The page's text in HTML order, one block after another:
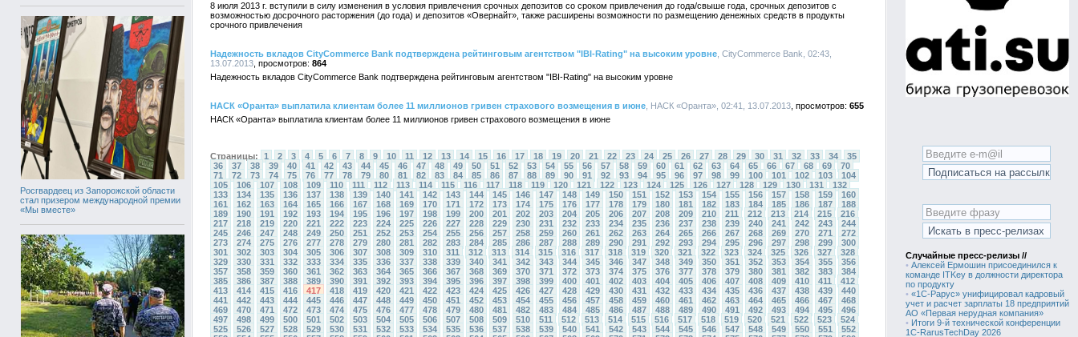
Росгвардеец из Запорожской области
стал призером международной премии
«Мы вместе»
8 июля 2013 г. вступили в силу изменения в условия привлечения срочных депозитов со сроком привлечения до года/свыше года, срочных депозитов с
возможностью досрочного расторжения (до года) и депозитов «Овернайт», также расширены возможности по размещению денежных средств в продукты
срочного привлечения
Надежность вкладов CityCommerce Bank подтверждена рейтинговым агентством "IBI-Rating" на высоким уровне , CityCommerce Bank, 02:43,
13.07.2013
864
Надежность вкладов CityCommerce Bank подтверждена рейтинговым агентством "IBI-Rating" на высоким уровне
НАСК «Оранта» выплатила клиентам более 11 миллионов гривен страхового возмещения в июне , НАСК «Оранта», 02:41, 13.07.2013
655
НАСК «Оранта» выплатила клиентам более 11 миллионов гривен страхового возмещения в июне
Страницы: 1 2 3 4 5 6 7 8 9 10 11 12 13 14 15 16 17 18 19 20 21 22 23 24 25 26 27 28 29 30 31 32 33 34
35
36
37 38 39 40 41 42 43 44 45 46 47 48 49 50 51 52 53 54 55 56 57 58 59 60 61 62 63 64 65 66 67 68 69
70
71
72 73 74 75 76 77 78 79 80 81 82 83 84 85 86 87 88 89 90 91 92 93 94 95 96 97 98 99 100 101 102 103
104
105
106 107 108 109 110 111 112 113 114 115 116 117 118 119 120 121 122 123 124 125 126 127 128 129 130 131
132
133
134 135 136 137 138 139 140 141 142 143 144 145 146 147 148 149 150 151 152 153 154 155 156 157 158 159
160
161
162 163 164 165 166 167 168 169 170 171 172 173 174 175 176 177 178 179 180 181 182 183 184 185 186 187
188
189
190 191 192 193 194 195 196 197 198 199 200 201 202 203 204 205 206 207 208 209 210 211 212 213 214 215
216
217
218 219 220 221 222 223 224 225 226 227 228 229 230 231 232 233 234 235 236 237 238 239 240 241 242 243
244
245
246 247 248 249 250 251 252 253 254 255 256 257 258 259 260 261 262 263 264 265 266 267 268 269 270 271
272
273
274 275 276 277 278 279 280 281 282 283 284 285 286 287 288 289 290 291 292 293 294 295 296 297 298 299
300
301
302 303 304 305 306 307 308 309 310 311 312 313 314 315 316 317 318 319 320 321 322 323 324 325 326 327
328
329
330 331 332 333 334 335 336 337 338 339 340 341 342 343 344 345 346 347 348 349 350 351 352 353 354 355
356
357
358 359 360 361 362 363 364 365 366 367 368 369 370 371 372 373 374 375 376 377 378 379 380 381 382 383
384
385
386 387 388 389 390 391 392 393 394 395 396 397 398 399 400 401 402 403 404 405 406 407 408 409 410 411
412
413
414 415 416 417 418 419 420 421 422 423 424 425 426 427 428 429 430 431 432 433 434 435 436 437 438 439
440
441
442 443 444 445 446 447 448 449 450 451 452 453 454 455 456 457 458 459 460 461 462 463 464 465 466 467
468
469
470 471 472 473 474 475 476 477 478 479 480 481 482 483 484 485 486 487 488 489 490 491 492 493 494 495
496
497
498 499 500 501 502 503 504 505 506 507 508 509 510 511 512 513 514 515 516 517 518 519 520 521 522 523
524
525
526 527 528 529 530 531 532 533 534 535 536 537 538 539 540 541 542 543 544 545 546 547 548 549 550 551
552
Случайные пресс-релизы //
• Алексей Ермошин присоединился к
команде ITKey в должности директора
по продукту
• «1С-Рарус» унифицировал кадровый
учет и расчет зарплаты 18 предприятий
АО «Первая нерудная компания»
• Итоги 9-й технической конференции
1C-RarusTechDay 2026